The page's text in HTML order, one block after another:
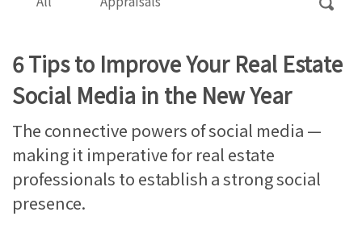
6 Tips to Improve Your Real Estate
Social Media in the New Year
The connective powers of social media —
making it imperative for real estate
professionals to establish a strong social
presence.